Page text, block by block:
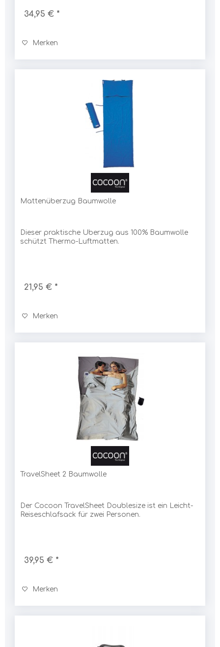
34,95 € *
Merken
Mattenüberzug Baumwolle
Dieser praktische Überzug aus 100% Baumwolle
schützt Thermo-Luftmatten.
21,95 € *
Merken
TravelSheet 2 Baumwolle
Der Cocoon TravelSheet Doublesize ist ein Leicht-
Reiseschlafsack für zwei Personen.
39,95 € *
Merken